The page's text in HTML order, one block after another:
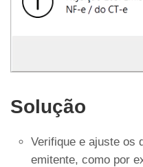
Solução
Verifique e ajuste os
emitente, como por